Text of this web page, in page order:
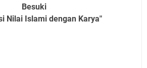
Besuki
Nilai Islami dengan Karya"